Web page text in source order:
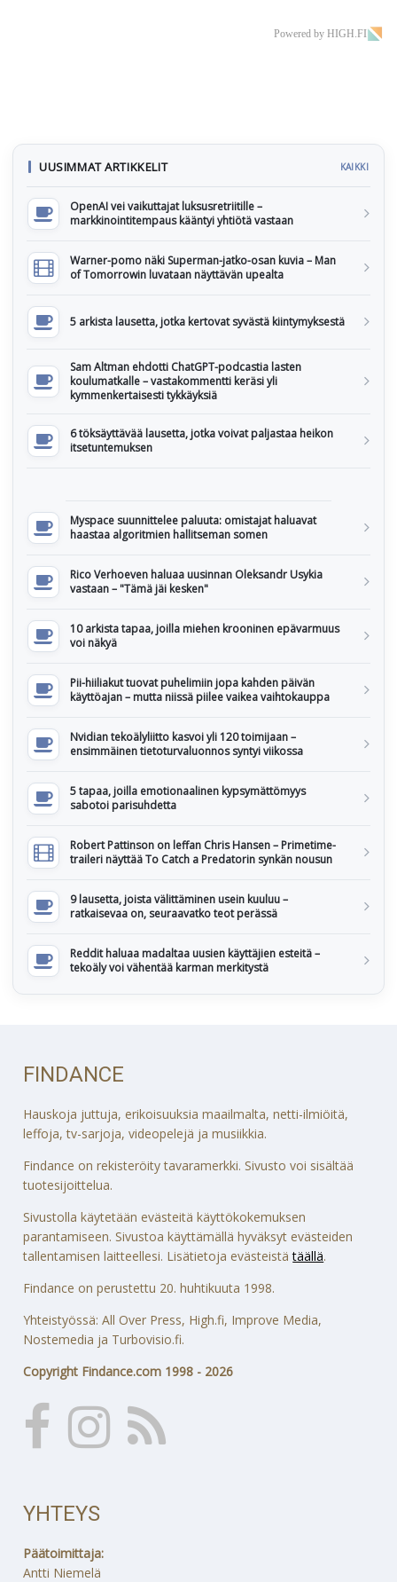
Powered by HIGH.FI
UUSIMMAT ARTIKKELIT KAIKKI
OpenAI vei vaikuttajat luksusretriitille –
markkinointitempaus kääntyi yhtiötä vastaan
Warner-pomo näki Superman-jatko-osan kuvia – Man
of Tomorrowin luvataan näyttävän upealta
5 arkista lausetta, jotka kertovat syvästä kiintymyksestä
Sam Altman ehdotti ChatGPT-podcastia lasten
koulumatkalle – vastakommentti keräsi yli
kymmenkertaisesti tykkäyksiä
6 töksäyttävää lausetta, jotka voivat paljastaa heikon
itsetuntemuksen
Myspace suunnittelee paluuta: omistajat haluavat
haastaa algoritmien hallitseman somen
Rico Verhoeven haluaa uusinnan Oleksandr Usykia
vastaan – "Tämä jäi kesken"
10 arkista tapaa, joilla miehen krooninen epävarmuus
voi näkyä
Pii-hiiliakut tuovat puhelimiin jopa kahden päivän
käyttöajan – mutta niissä piilee vaikea vaihtokauppa
Nvidian tekoälyliitto kasvoi yli 120 toimijaan –
ensimmäinen tietoturvaluonnos syntyi viikossa
5 tapaa, joilla emotionaalinen kypsymättömyys
sabotoi parisuhdetta
Robert Pattinson on leffan Chris Hansen – Primetime-
traileri näyttää To Catch a Predatorin synkän nousun
9 lausetta, joista välittäminen usein kuuluu –
ratkaisevaa on, seuraavatko teot perässä
Reddit haluaa madaltaa uusien käyttäjien esteitä –
tekoäly voi vähentää karman merkitystä
FINDANCE
Hauskoja juttuja, erikoisuuksia maailmalta, netti-ilmiöitä,
leffoja, tv-sarjoja, videopelejä ja musiikkia.
Findance on rekisteröity tavaramerkki. Sivusto voi sisältää
tuotesijoittelua.
Sivustolla käytetään evästeitä käyttökokemuksen
parantamiseen. Sivustoa käyttämällä hyväksyt evästeiden
tallentamisen laitteellesi. Lisätietoja evästeistätäällä.
Findance on perustettu 20. huhtikuuta 1998.
Yhteistyössä: All Over Press, High.fi, Improve Media,
Nostemedia ja Turbovisio.fi.
Copyright Findance.com 1998 - 2026
YHTEYS
Päätoimittaja:
Antti Niemelä